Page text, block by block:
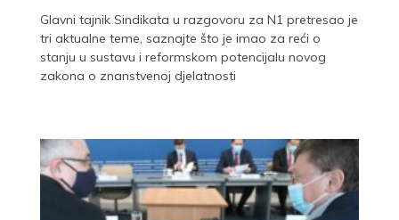
Glavni tajnik Sindikata u razgovoru za N1 pretresao je
tri aktualne teme, saznajte što je imao za reći o
stanju u sustavu i reformskom potencijalu novog
zakona o znanstvenoj djelatnosti